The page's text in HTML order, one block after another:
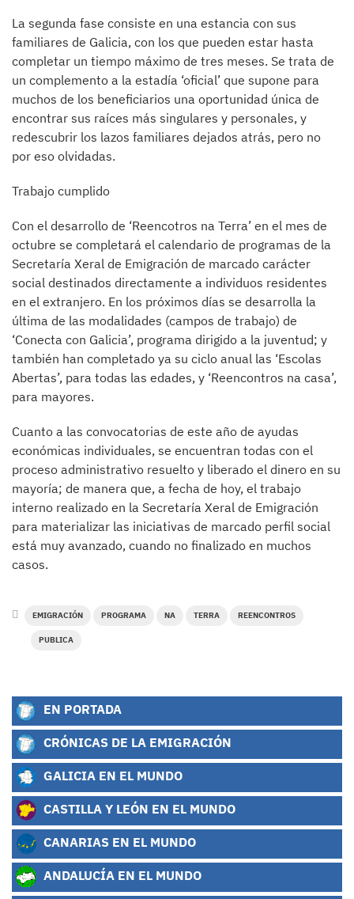
La segunda fase consiste en una estancia con sus
familiares de Galicia, con los que pueden estar hasta
completar un tiempo máximo de tres meses. Se trata de
un complemento a la estadía ‘oficial’ que supone para
muchos de los beneficiarios una oportunidad única de
encontrar sus raíces más singulares y personales, y
redescubrir los lazos familiares dejados atrás, pero no
por eso olvidadas.
Trabajo cumplido
Con el desarrollo de ‘Reencotros na Terra’ en el mes de
octubre se completará el calendario de programas de la
Secretaría Xeral de Emigración de marcado carácter
social destinados directamente a individuos residentes
en el extranjero. En los próximos días se desarrolla la
última de las modalidades (campos de trabajo) de
‘Conecta con Galicia’, programa dirigido a la juventud; y
también han completado ya su ciclo anual las ‘Escolas
Abertas’, para todas las edades, y ‘Reencontros na casa’,
para mayores.
Cuanto a las convocatorias de este año de ayudas
económicas individuales, se encuentran todas con el
proceso administrativo resuelto y liberado el dinero en su
mayoría; de manera que, a fecha de hoy, el trabajo
interno realizado en la Secretaría Xeral de Emigración
para materializar las iniciativas de marcado perfil social
está muy avanzado, cuando no finalizado en muchos
casos.
EMIGRACIÓN PROGRAMA NA TERRA REENCONTROS
PUBLICA
EN PORTADA
CRÓNICAS DE LA EMIGRACIÓN
GALICIA EN EL MUNDO
CASTILLA Y LEÓN EN EL MUNDO
CANARIAS EN EL MUNDO
ANDALUCÍA EN EL MUNDO